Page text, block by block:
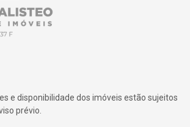
e disponibilidade dos imóveis estão sujeitos
prévio.